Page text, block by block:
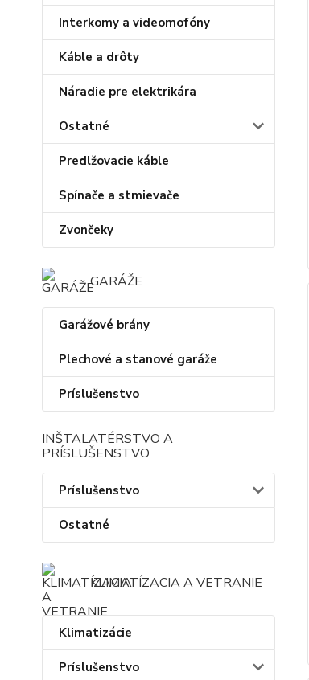
Interkomy a videomofóny
Káble a drôty
Náradie pre elektrikára
Ostatné
Predlžovacie káble
Spínače a stmievače
Zvončeky
GARÁŽE
Garážové brány
Plechové a stanové garáže
Príslušenstvo
INŠTALATÉRSTVO A
PRÍSLUŠENSTVO
Príslušenstvo
Ostatné
KLIMATÍZACIA A VETRANIE
Klimatizácie
Príslušenstvo